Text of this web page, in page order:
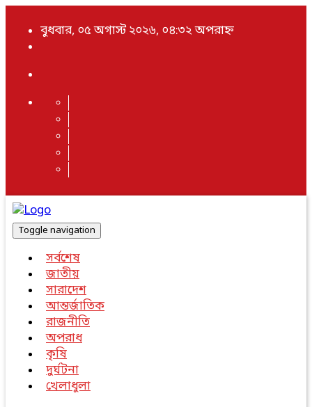
বুধবার, ০৫ অগাস্ট ২০২৬, ০৪:৩২ অপরাহ্ন
Toggle navigation
সর্বশেষ
জাতীয়
সারাদেশ
আন্তর্জাতিক
রাজনীতি
অপরাধ
কৃষি
দুর্ঘটনা
খেলাধুলা